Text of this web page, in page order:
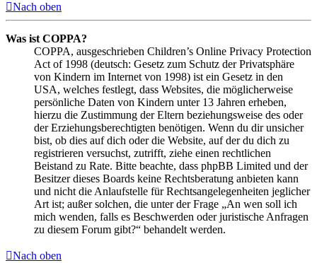
Nach oben
Was ist COPPA?
COPPA, ausgeschrieben Children’s Online Privacy Protection
Act of 1998 (deutsch: Gesetz zum Schutz der Privatsphäre
von Kindern im Internet von 1998) ist ein Gesetz in den
USA, welches festlegt, dass Websites, die möglicherweise
persönliche Daten von Kindern unter 13 Jahren erheben,
hierzu die Zustimmung der Eltern beziehungsweise des oder
der Erziehungsberechtigten benötigen. Wenn du dir unsicher
bist, ob dies auf dich oder die Website, auf der du dich zu
registrieren versuchst, zutrifft, ziehe einen rechtlichen
Beistand zu Rate. Bitte beachte, dass phpBB Limited und der
Besitzer dieses Boards keine Rechtsberatung anbieten kann
und nicht die Anlaufstelle für Rechtsangelegenheiten jeglicher
Art ist; außer solchen, die unter der Frage „An wen soll ich
mich wenden, falls es Beschwerden oder juristische Anfragen
zu diesem Forum gibt?“ behandelt werden.
Nach oben